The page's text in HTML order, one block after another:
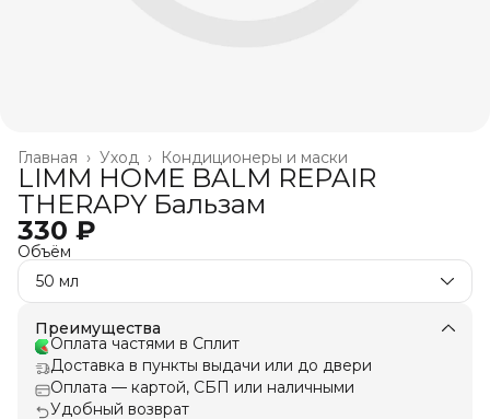
Кондиционеры и маски
Уход ›
Главная ›
LIMM HOME BALM REPAIR
THERAPY Бальзам
330 ₽
Объём
50 мл
Преимущества
Оплата частями в Сплит
Доставка в пункты выдачи или до двери
Оплата — картой, СБП или наличными
Удобный возврат